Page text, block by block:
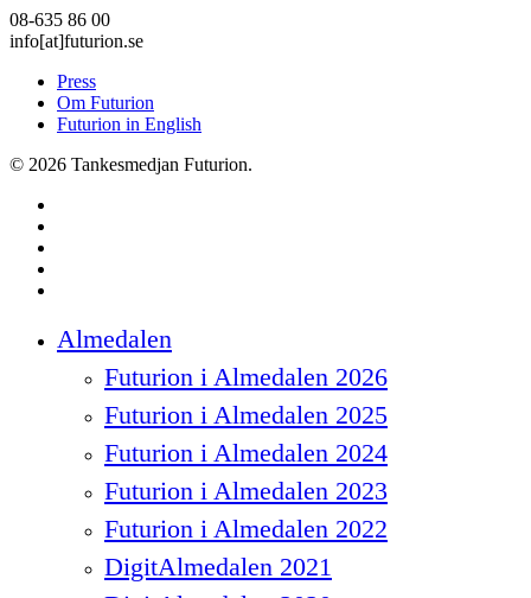
08-635 86 00
info[at]futurion.se
Press
Om Futurion
Futurion in English
© 2026 Tankesmedjan Futurion.
Menu
Almedalen
Futurion i Almedalen 2026
Futurion i Almedalen 2025
Futurion i Almedalen 2024
Futurion i Almedalen 2023
Futurion i Almedalen 2022
DigitAlmedalen 2021